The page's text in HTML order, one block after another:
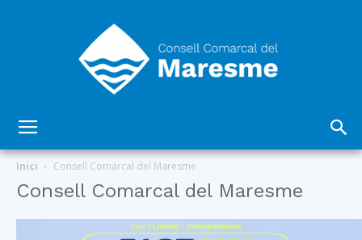
Inici Consell Comarcal del Maresme
Consell Comarcal del Maresme